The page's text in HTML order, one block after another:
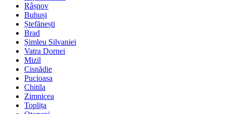
Râșnov
Buhuși
Ștefănești
Brad
Șimleu Silvaniei
Vatra Dornei
Mizil
Cisnădie
Pucioasa
Chitila
Zimnicea
Toplița